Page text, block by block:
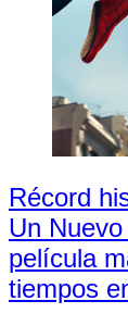
Récord
Un
película
tiempos